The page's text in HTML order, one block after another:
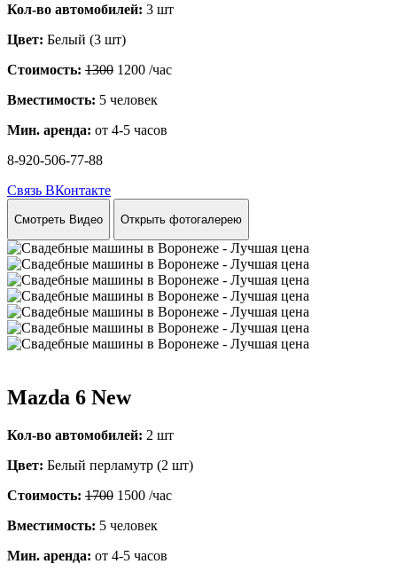
Кол-во автомобилей: 3 шт
Цвет: Белый (3 шт)
Стоимость: 1300 1200 /час
Вместимость: 5 человек
Мин. аренда: от 4-5 часов
8-920-506-77-88
Связь ВКонтакте
Смотреть Видео Открыть фотогалерею
Mazda 6 New
Кол-во автомобилей: 2 шт
Цвет: Белый перламутр (2 шт)
Стоимость: 1700 1500 /час
Вместимость: 5 человек
Мин. аренда: от 4-5 часов